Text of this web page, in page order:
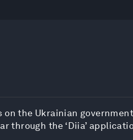
the Ukrainian
through the ‘Diia’